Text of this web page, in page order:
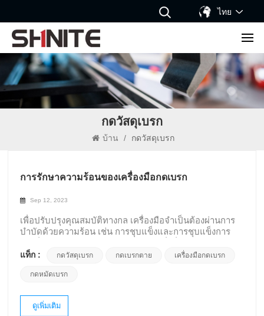
ไทย
กดวัสดุเบรก
บ้าน / กดวัสดุเบรก
การรักษาความร้อนของเครื่องมือกดเบรก
Sep 12, 2023
เพื่อปรับปรุงคุณสมบัติทางกล เครื่องมือจำเป็นต้องผ่านการ
บำบัดด้วยความร้อน เช่น การชุบแข็งและการชุบแข็งการ
ทำความร้อนและการระบายความร้อนของเหล็กในภายหลัง
ความร้อน มาร์เทนไซต์จะถูกสร้างขึ้นซึ่งมีโครงสร้างที่แข็ง
ยืดหยุ่นต่ำดังนั้นวัสดุจึงมีแนวโน้มที่จะแตกร้าว เพื่อหลีกเลี่ยง
ปัญหานี้ เหล็กจะถูกอบคืนตัวด้วยการระบายความร้อนแบบ
แท็ก : กดวัสดุเบรก กดเบรกตาย เครื่องมือกดเบรก
กดหมัดเบรก
ดูเพิ่มเติม